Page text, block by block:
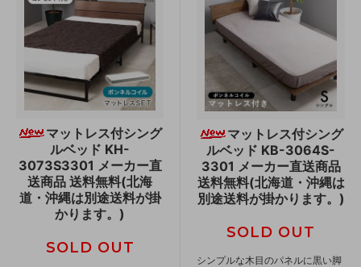
マットレス付シング
ルベッド KH-
3073S3301 メーカー直
送商品 送料無料(北海
道・沖縄は別途送料が掛
かります。)
SOLD OUT
マットレス付シング
ルベッド KB-3064S-
3301 メーカー直送商品
送料無料(北海道・沖縄は
別途送料が掛かります。)
SOLD OUT
シンプルな木目のパネルに黒い脚